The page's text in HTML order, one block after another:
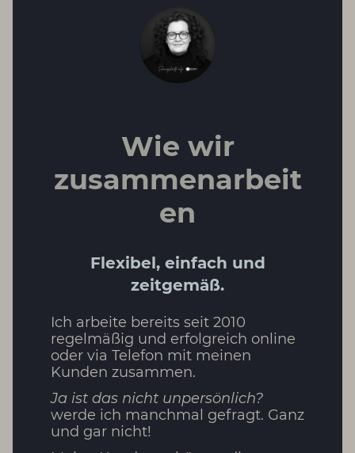
Wie wir
zusammenarbeit
en
Flexibel, einfach und
zeitgemäß.
Ich arbeite bereits seit 2010
regelmäßig und erfolgreich online
oder via Telefon mit meinen
Kunden zusammen.
Ja ist das nicht unpersönlich?
werde ich manchmal gefragt. Ganz
und gar nicht!